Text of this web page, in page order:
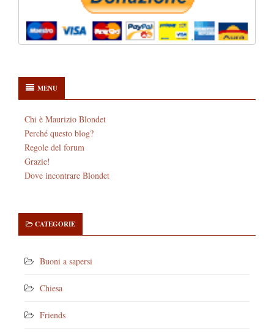
MENU
Chi è Maurizio Blondet
Perché questo blog?
Regole del forum
Grazie!
Dove incontrare Blondet
CATEGORIE
Buoni a sapersi
Chiesa
Friends